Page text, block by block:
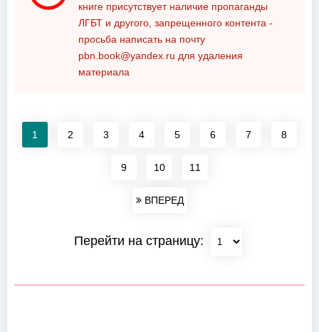
книге присутствует наличие пропаганды
ЛГБТ и другого, запрещенного контента -
просьба написать на почту
pbn.book@yandex.ru для удаления
материала
1 2 3 4 5 6 7 8
9 10 11
ВПЕРЕД
Перейти на страницу: